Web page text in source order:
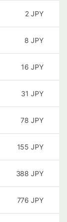
2 JPY
8 JPY
16 JPY
31 JPY
78 JPY
155 JPY
388 JPY
776 JPY